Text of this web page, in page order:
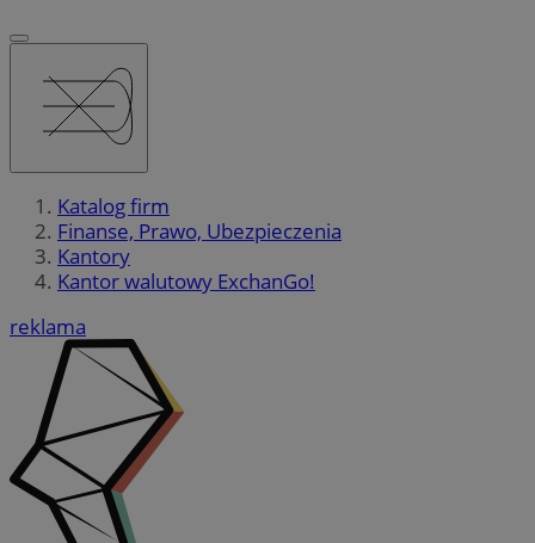
Katalog firm
Finanse, Prawo, Ubezpieczenia
Kantory
Kantor walutowy ExchanGo!
reklama